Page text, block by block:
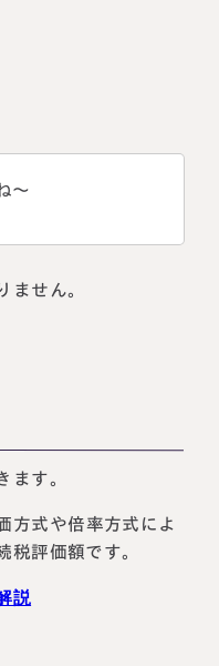
～
ません。
ます。
方式や倍率方式によ
税評価額です。
説